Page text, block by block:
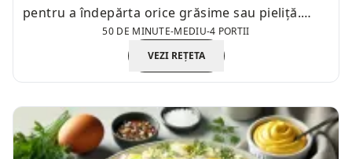
pentru a îndepărta orice grăsime sau pieliță.
Acest lucru va îmbunătăți textura ficatului.
50 DE MINUTE-MEDIU-4 PORTII
VEZI REȚETA